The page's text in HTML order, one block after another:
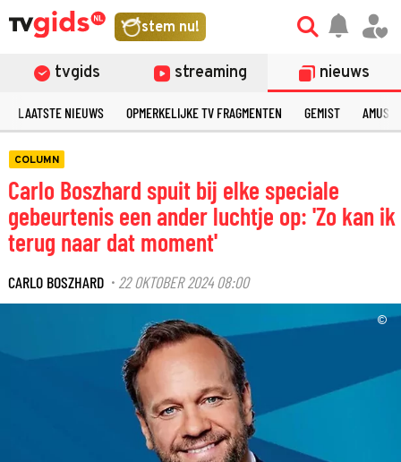
stem nu!
tvgids streaming nieuws
LAATSTE NIEUWS OPMERKELIJKE TV FRAGMENTEN GEMIST
COLUMN
Carlo Boszhard spuit bij elke speciale
gebeurtenis een ander luchtje op: 'Zo kan ik
terug naar dat moment'
CARLO BOSZHARD · 22 OKTOBER 2024 08:00
©